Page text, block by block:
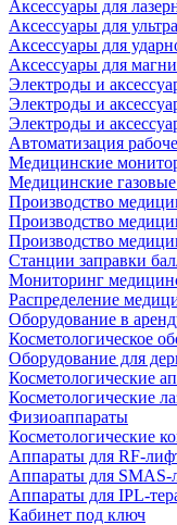
Аксессуары для
Аксессуары для
Аксессуары для
Аксессуары для
Электроды и
Электроды и
Электроды и
Автоматизация
Медицинские
Медицинские
Производство
Производство
Производство
Станции заправки
Мониторинг
Распределение
Оборудование в
Косметологическое
Оборудование для
Косметологические
Косметологические
Физиоаппараты
Косметологические
Аппараты для RF-
Аппараты для SMAS-
Аппараты для IPL-
Кабинет под ключ